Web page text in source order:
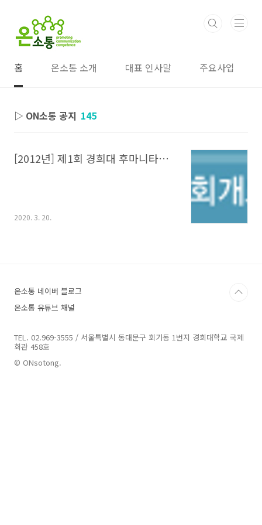
홈 온소통 소개 대표 인사말 주요사업
▷ ON소통 공지 145
[2012년] 제1회 경희대 후마니타스 칼리지 주최 전국 고등학생 온라인1:1 토론대회
2020. 3. 20.
온소통 네이버 블로그
온소통 유튜브 채널
TEL. 02.969-3555 / 서울특별시 동대문구 회기동 1번지 경희대학교 국제
회관 458호
© ONsotong.